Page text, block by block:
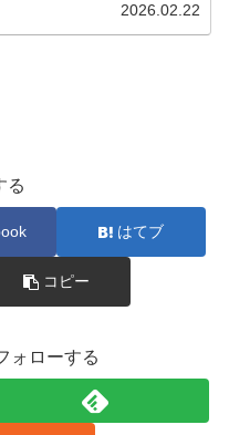
2026.02.22
る
はてブ
コピー
ォローする